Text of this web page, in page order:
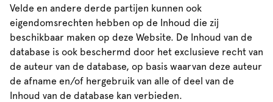
Velde en andere derde partijen kunnen ook
eigendomsrechten hebben op de Inhoud die zij
beschikbaar maken op deze Website. De Inhoud van de
database is ook beschermd door het exclusieve recht van
de auteur van de database, op basis waarvan deze auteur
de afname en/of hergebruik van alle of deel van de
Inhoud van de database kan verbieden.